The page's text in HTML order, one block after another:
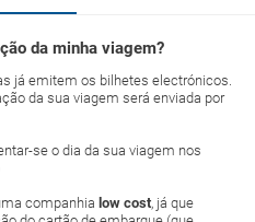
da minha viagem?
já emitem os bilhetes electrónicos.
da sua viagem será enviada por
se o dia da sua viagem nos
companhia low cost, já que